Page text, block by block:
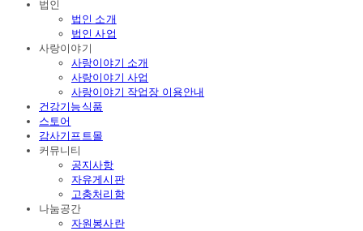
법인
법인 소개
법인 사업
사랑이야기
사랑이야기 소개
사랑이야기 사업
사랑이야기 작업장 이용안내
건강기능식품
스토어
감사기프트몰
커뮤니티
공지사항
자유게시판
고충처리함
나눔공간
자원봉사란